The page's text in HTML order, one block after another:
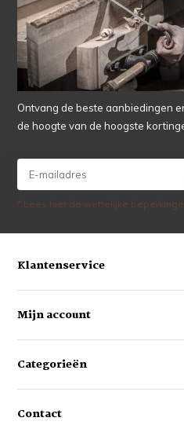
Ontvang de beste aanbiedingen
de hoogte van de hoogste
* Lees hier de wettelijke
Klantenservice
Mijn account
Categorieën
Contact